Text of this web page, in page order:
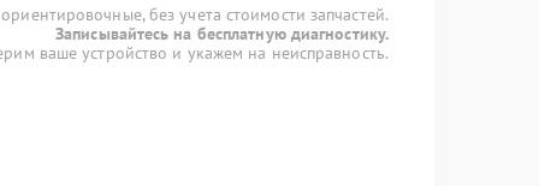
без учета стоимости запчастей.
Записывайтесь на бесплатную диагностику.
ваше устройство и укажем на неисправность.